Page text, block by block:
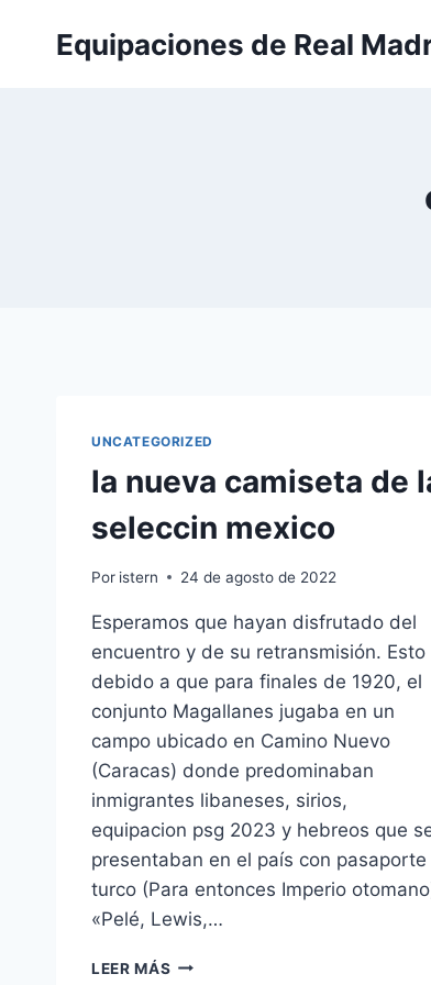
Equipaciones de Real
UNCATEGORIZED
la nueva camiseta de
seleccin mexico
Por istern 24 de agosto de 2022
Esperamos que hayan disfrutado del
encuentro y de su retransmisión. Esto
debido a que para finales de 1920, el
conjunto Magallanes jugaba en un
campo ubicado en Camino Nuevo
(Caracas) donde predominaban
inmigrantes libaneses, sirios,
equipacion psg 2023 y hebreos que
presentaban en el país con pasaporte
turco (Para entonces Imperio
«Pelé, Lewis,…
LEER MÁS LA